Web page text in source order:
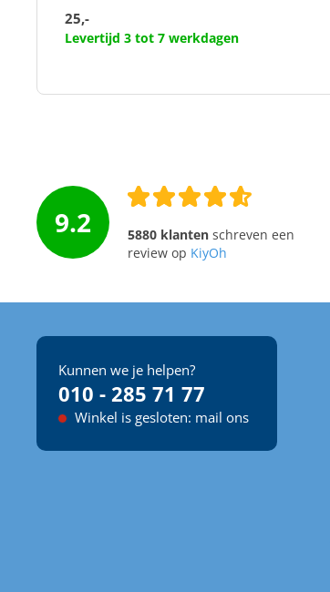
25,-
Levertijd 3 tot 7 werkdagen
9.2 5880 klantenschreven een
review op KiyOh
Kunnen we je helpen?
010 - 285 71 77
Winkel is gesloten: mail ons